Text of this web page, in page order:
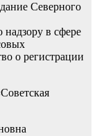
Северного
в сфере
о регистрации